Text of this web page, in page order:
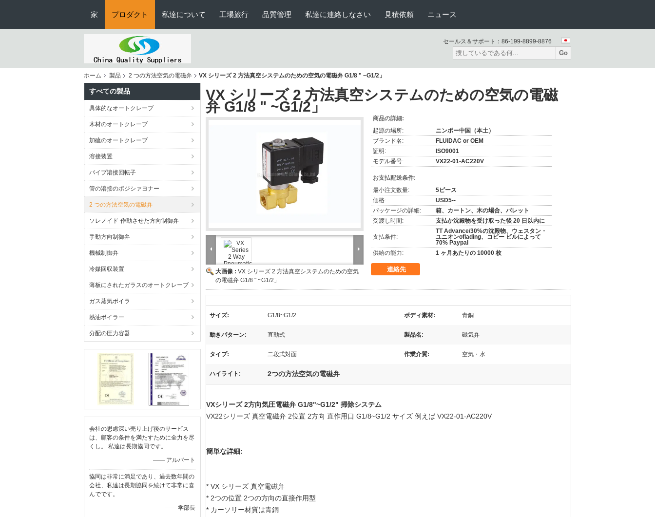
家 プロダクト 私達について 工場旅行 品質管理 私達に連絡しなさい 見積依頼 ニュース
セールス＆サポート： 86-199-8899-8876
Go
ホーム 製品 2 つの方法空気の電磁弁 VX シリーズ 2 方法真空システムのための空気の電磁弁 G1/8 " ~G1/2」
すべての製品
具体的なオートクレーブ
木材のオートクレーブ
加硫のオートクレーブ
溶接装置
パイプ溶接回転子
管の溶接のポジシァヨナー
2 つの方法空気の電磁弁
ソレノイド-作動させた方向制御弁
手動方向制御弁
機械制御弁
冷媒回収装置
薄板にされたガラスのオートクレーブ
ガス蒸気ボイラ
熱油ボイラー
分配の圧力容器
会社の思慮深い売り上げ後のサービス
は、顧客の条件を満たすために全力を尽
くし。 私達は長期協同です。
—— アルバート
協同は非常に満足であり、過去数年間の
会社、私達は長期協同を続けて非常に喜
んでです。
—— 学部長
VX シリーズ 2 方法真空システムのための空気の電磁
弁 G1/8 " ~G1/2」
大画像 : VX シリーズ 2 方法真空システムのための空気
の電磁弁 G1/8 " ~G1/2」
商品の詳細:
起源の場所:
ニンポー中国（本土）
ブランド名:
FLUIDAC or OEM
証明:
ISO9001
モデル番号:
VX22-01-AC220V
お支払配送条件:
最小注文数量:
5ピース
価格:
USD5--
パッケージの詳細:
箱、カートン、木の場合、パレット
受渡し時間:
支払か沈殿物を受け取った後 20 日以内に
支払条件:
TT Advance/30%の沈殿物、ウェスタン・
ユニオンoflading、コピー ビルによって
70% Paypal
供給の能力:
1 ヶ月あたりの 10000 枚
連絡先
サイズ: G1/8~G1/2 ボディ素材: 青銅
動きパターン: 直動式 製品名: 磁気弁
タイプ: 二段式対面 作業介質: 空気・水
ハイライト: 2つの方法空気の電磁弁
VXシリーズ 2方向気圧電磁弁 G1/8"~G1/2" 掃除システム
VX22シリーズ 真空電磁弁 2位置 2方向 直作用口 G1/8~G1/2 サイズ 例えば VX22-01-AC220V
簡単な詳細:
* VX シリーズ 真空電磁弁
* 2つの位置 2つの方向の直接作用型
* カーソリー材質は青銅